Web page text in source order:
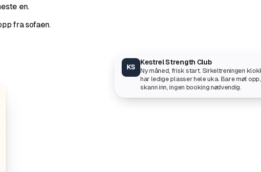
en.
fra sofaen.
KS
Kestrel Strength Club
Ny måned, frisk start. Sirkeltreningen
har ledige plasser hele uka. Bare møt opp,
skann inn, ingen booking nødvendig.